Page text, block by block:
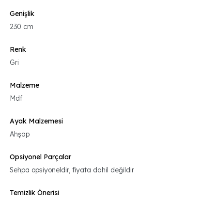
Genişlik
230 cm
Renk
Gri
Malzeme
Mdf
Ayak Malzemesi
Ahşap
Opsiyonel Parçalar
Sehpa opsiyoneldir, fiyata dahil değildir
Temizlik Önerisi